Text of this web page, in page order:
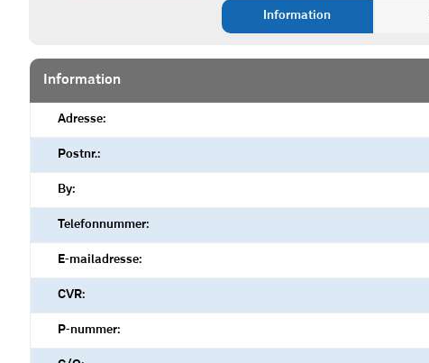
Information
Information
Adresse:
Postnr.:
By:
Telefonnummer:
E-mailadresse:
CVR:
P-nummer: